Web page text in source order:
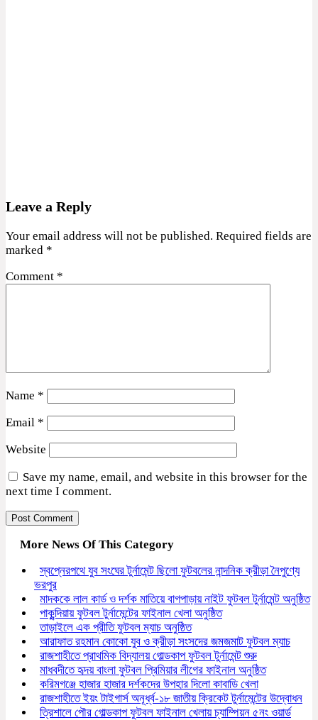
Leave a Reply
Your email address will not be published. Required fields are
marked *
Comment *
Name *
Email *
Website
Save my name, email, and website in this browser for the
next time I comment.
More News Of This Category
স্বপ্নেরপথে যুব সংঘের টুর্নামেন্ট ছিলো ফুটবলের নান্দনিক ক্রীড়া নৈপুণ্যে
ভরপুর
মাদককে লাল কার্ড ও দর্শক মাতিয়ে বাগপাড়ায় নাইট ফুটবল টুর্নামেন্ট অনুষ্ঠিত
পাকুন্দিয়ায় ফুটবল টুর্নামেন্টের ফাইনাল খেলা অনুষ্ঠিত
তাড়াইলে এক প্রীতি ফুটবল ম্যাচ অনুষ্ঠিত
আরাফাত রহমান কোকো যুব ও ক্রীড়া সংসদের জমজমাট ফুটবল ম্যাচ
রাজশাহীতে প্রাথমিক বিদ্যালয় গোল্ডকাপ ফুটবল টুর্নামেন্ট শুরু
মাধবদীতে হৃদয় বাংলা ফুটবল প্রিমিয়ার লীগের ফাইনাল অনুষ্ঠিত
করিমগঞ্জে হাজার হাজার দর্শকদের উপহার দিলো কাবাডি খেলা
রাজশাহীতে ইয়ং টাইগার্স অনূর্ধ্ব-১৮ জাতীয় ক্রিকেট টুর্নামেন্টের উদ্বোধন
ত্রিশালে পৌর গোল্ডকাপ ফুটবল ফাইনাল খেলায় চ্যাম্পিয়ন ৫নং ওয়ার্ড